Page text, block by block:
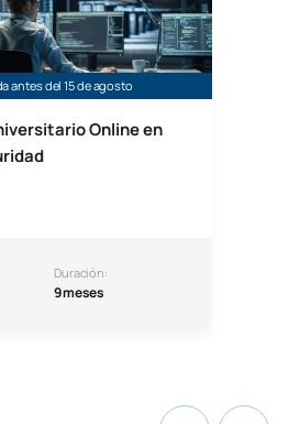
antes del 15 de agosto
Online en
Duración:
9 meses